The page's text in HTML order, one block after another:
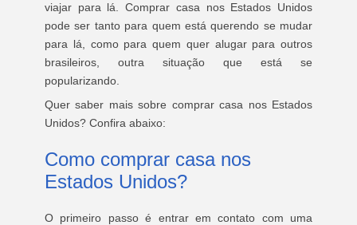
viajar para lá. Comprar casa nos Estados Unidos
pode ser tanto para quem está querendo se mudar
para lá, como para quem quer alugar para outros
brasileiros, outra situação que está se
popularizando.
Quer saber mais sobre comprar casa nos Estados
Unidos? Confira abaixo:
Como comprar casa nos
Estados Unidos?
O primeiro passo é entrar em contato com uma